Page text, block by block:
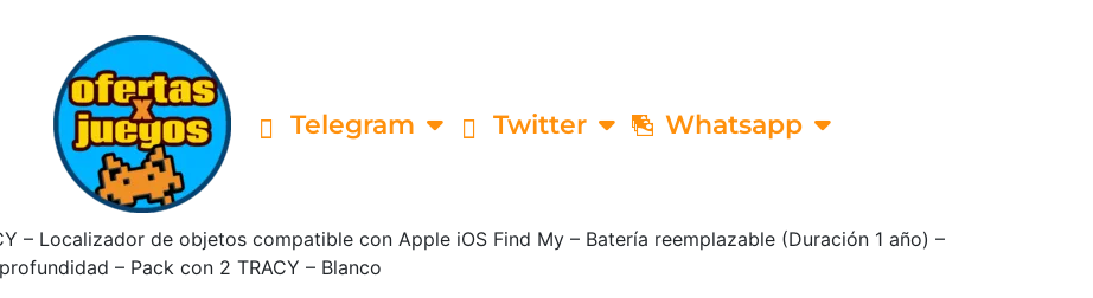
Telegram Twitter Whatsapp
– Localizador de objetos compatible con Apple iOS Find My – Batería reemplazable (Duración 1 año) –
– Pack con 2 TRACY – Blanco